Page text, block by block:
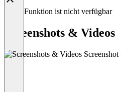
Diese Funktion ist nicht verfügbar
Screenshots & Videos